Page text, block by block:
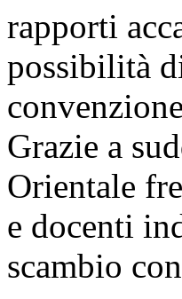
rapporti
possibilità
Grazie a
Orientale
e docenti
scambio